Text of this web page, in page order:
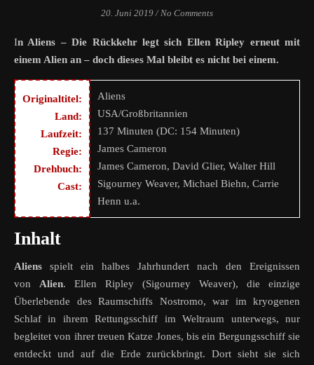
20. Juni 2019 / No Comments
In Aliens – Die Rückkehr legt sich Ellen Ripley erneut mit
einem Alien an – doch dieses Mal bleibt es nicht bei einem.
Originaltitel:
Land:
Laufzeit:
Regie:
Drehbuch:
Cast:
Aliens
USA/Großbritannien
137 Minuten (DC: 154 Minuten)
James Cameron
James Cameron, David Glier, Walter Hill
Sigourney Weaver, Michael Biehn, Carrie
Henn u.a.
Inhalt
Aliens spielt ein halbes Jahrhundert nach den Ereignissen
von Alien. Ellen Ripley (Sigourney Weaver), die einzige
Überlebende des Raumschiffs Nostromo, war im kryogenen
Schlaf in ihrem Rettungsschiff im Weltraum unterwegs, nur
begleitet von ihrer treuen Katze Jones, bis ein Bergungsschiff sie
entdeckt und auf die Erde zurückbringt. Dort sieht sie sich